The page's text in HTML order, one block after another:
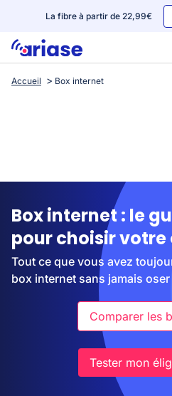
La fibre à partir de 22,99€
Box internet
Streaming
Accueil Box internet
Box internet : le
pour choisir votre
Tout ce que vous avez
box internet sans jamais
Comparer les
Tester mon